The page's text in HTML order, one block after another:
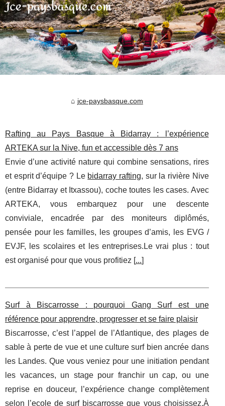
jce-paysbasque.com
Rafting au Pays Basque à Bidarray : l’expérience
ARTEKA sur la Nive, fun et accessible dès 7 ans
Envie d’une activité nature qui combine sensations, rires
et esprit d’équipe ? Le bidarray rafting, sur la rivière Nive
(entre Bidarray et Itxassou), coche toutes les cases. Avec
ARTEKA, vous embarquez pour une descente
conviviale, encadrée par des moniteurs diplômés,
pensée pour les familles, les groupes d’amis, les EVG /
EVJF, les scolaires et les entreprises.Le vrai plus : tout
est organisé pour que vous profitiez [...]
Surf à Biscarrosse : pourquoi Gang Surf est une
référence pour apprendre, progresser et se faire plaisir
Biscarrosse, c’est l’appel de l’Atlantique, des plages de
sable à perte de vue et une culture surf bien ancrée dans
les Landes. Que vous veniez pour une initiation pendant
les vacances, un stage pour franchir un cap, ou une
reprise en douceur, l’expérience change complètement
selon l’ecole de surf biscarrosse que vous choisissez.À